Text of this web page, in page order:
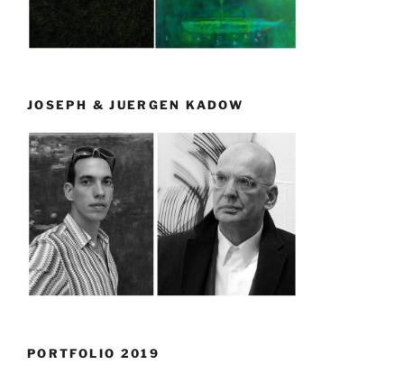
JOSEPH & JUERGEN KADOW
PORTFOLIO 2019